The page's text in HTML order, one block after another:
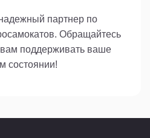
партнер по
Обращайтесь
поддерживать ваше
состоянии!